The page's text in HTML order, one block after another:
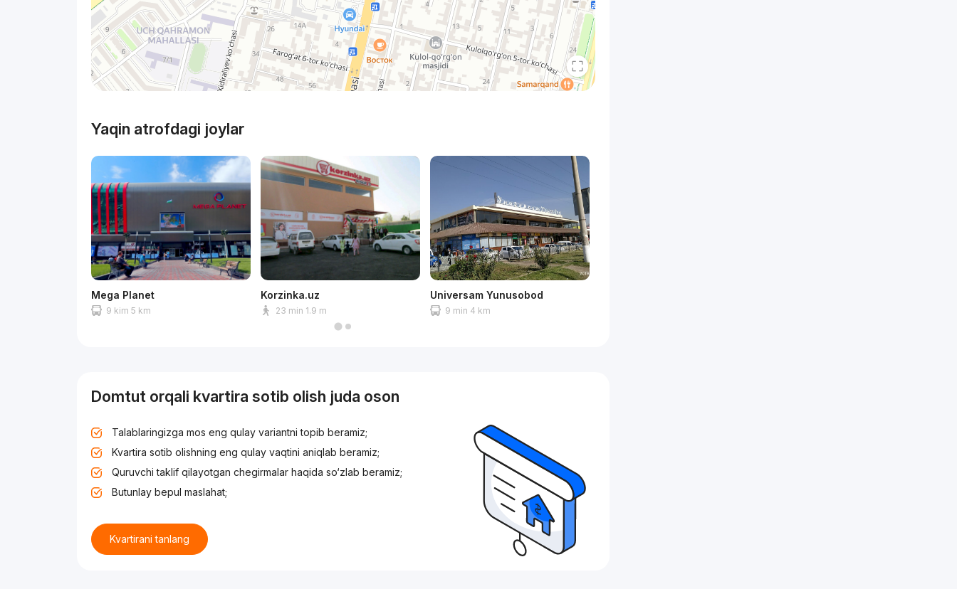
Yaqin atrofdagi joylar
Mega Planet
9 kim 5 km
Korzinka.uz
23 min 1.9 m
Universam Yunusobod
9 min 4 km
Domtut orqali kvartira sotib olish juda oson
Talablaringizga mos eng qulay variantni topib beramiz;
Kvartira sotib olishning eng qulay vaqtini aniqlab beramiz;
Quruvchi taklif qilayotgan chegirmalar haqida so‘zlab beramiz;
Butunlay bepul maslahat;
Kvartirani tanlang